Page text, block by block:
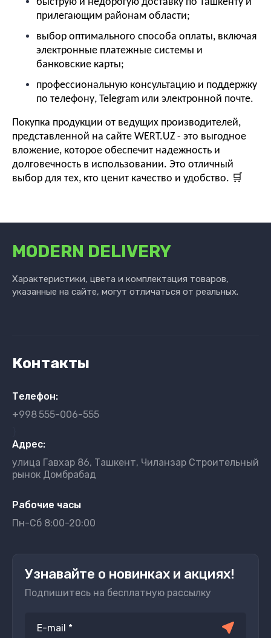
прилегающим районам области;
выбор оптимального способа оплаты, включая
электронные платежные системы и
банковские карты;
профессиональную консультацию и поддержку
по телефону, Telegram или электронной почте.
Покупка продукции от ведущих производителей,
представленной на сайте WERT.UZ - это выгодное
вложение, которое обеспечит надежность и
долговечность в использовании. Это отличный
выбор для тех, кто ценит качество и удобство. 🛒
MODERN DELIVERY
Характеристики, цвета и комплектация товаров,
указанные на сайте, могут отличаться от реальных.
Контакты
Телефон:
+998555-006-555
Адрес:
улица Гавхар 86, Ташкент, Чиланзар Строительный
рынок Домбрабад
Рабочие часы
Пн-Сб 8:00-20:00
Узнавайте о новинках и акциях!
Подпишитесь на бесплатную рассылку